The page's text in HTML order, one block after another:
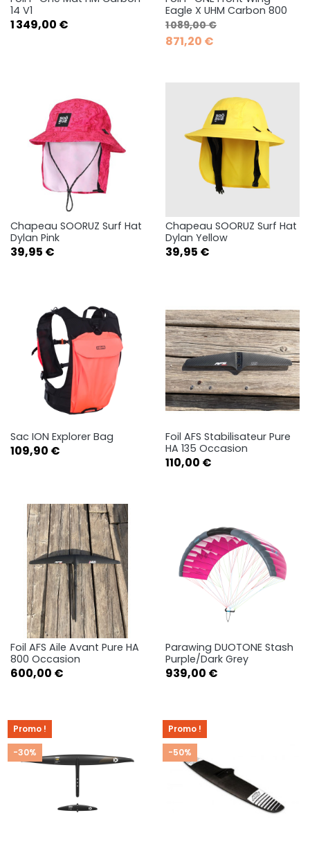
14 V1
Prix
1 349,00 €
Eagle X UHM Carbon 800
Prix de base
1 089,00 €Prix
871,20 €
Chapeau SOORUZ Surf Hat
Dylan Pink
Prix
39,95 €
Chapeau SOORUZ Surf Hat
Dylan Yellow
Prix
39,95 €
Sac ION Explorer Bag
Prix
109,90 €
Foil AFS Stabilisateur Pure
HA 135 Occasion
Prix
110,00 €
Foil AFS Aile Avant Pure HA
800 Occasion
Prix
600,00 €
Parawing DUOTONE Stash
Purple/Dark Grey
Prix
939,00 €
Promo !
-30%
Promo !
-50%